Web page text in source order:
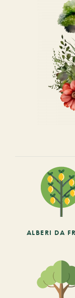
ALBERI DA